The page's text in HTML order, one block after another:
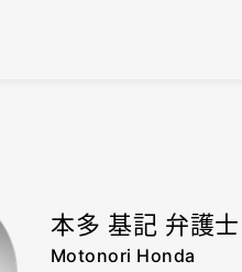
本多 基記 弁護士
Motonori Honda